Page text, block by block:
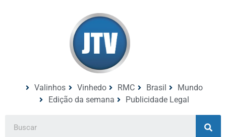
Valinhos Vinhedo RMC Brasil
Mundo
Edição da semana
Publicidade Legal